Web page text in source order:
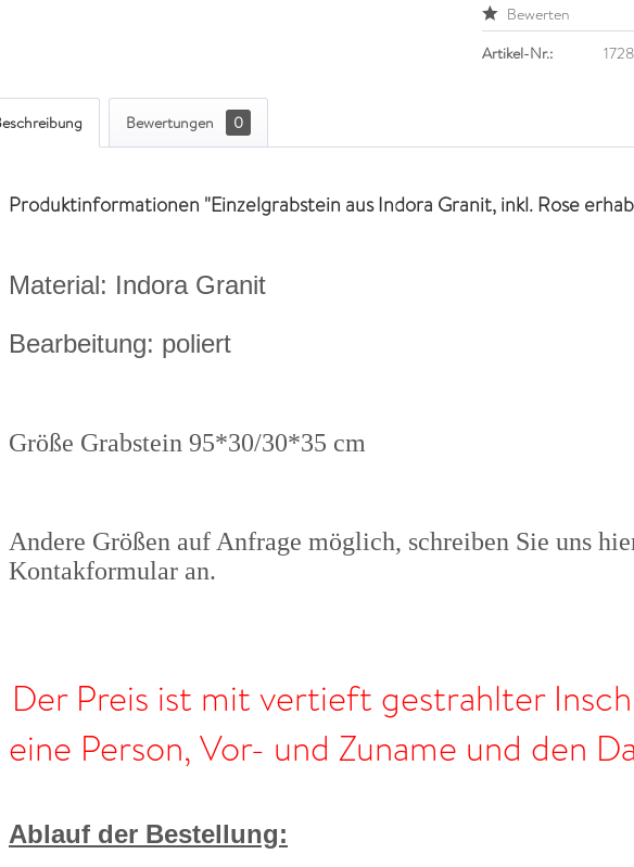
Bewerten
Artikel-Nr.:
Bewertungen 0
Produktinformationen "Einzelgrabstein aus Indora Granit, inkl. Rose
Material: Indora Granit
Bearbeitung: poliert
Größe Grabstein 95*30/30*35 cm
Andere Größen auf Anfrage möglich, schreiben Sie uns
Kontakformular an.
Der Preis ist mit vertieft gestrahlter
eine Person, Vor- und Zuname und den
Ablauf der Bestellung: